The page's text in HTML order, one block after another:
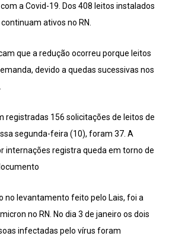
a Covid-19. Dos 408 leitos instalados
ativos no RN.
que a redução ocorreu porque leitos
devido a quedas sucessivas nos
registradas 156 solicitações de leitos de
segunda-feira (10), foram 37. A
internações registra queda em torno de
no levantamento feito pelo Lais, foi a
no RN. No dia 3 de janeiro os dois
infectadas pelo vírus foram